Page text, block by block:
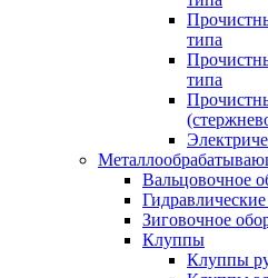
типа
типа
Вальцовочное
Зиговочное
Клуппы
Клуппы